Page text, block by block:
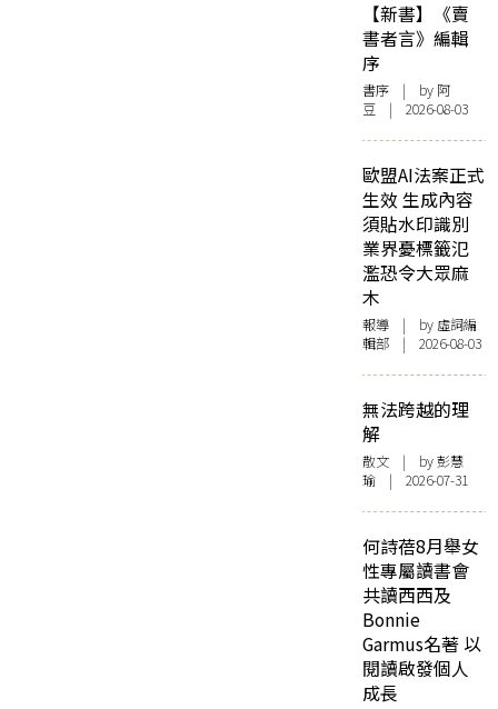
【新書】《賣
書者言》編輯
序
書序 | by 阿
豆 | 2026-08-03
歐盟AI法案正式
生效 生成內容
須貼水印識別
業界憂標籤氾
濫恐令大眾麻
木
報導 | by 虛詞編
輯部 | 2026-08-03
無法跨越的理
解
散文 | by 彭慧
瑜 | 2026-07-31
何詩蓓8月舉女
性專屬讀書會
共讀西西及
Bonnie
Garmus名著 以
閱讀啟發個人
成長